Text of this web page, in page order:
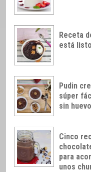
Receta
está
Pudin
súper
sin huevo
Cinco
para
unos